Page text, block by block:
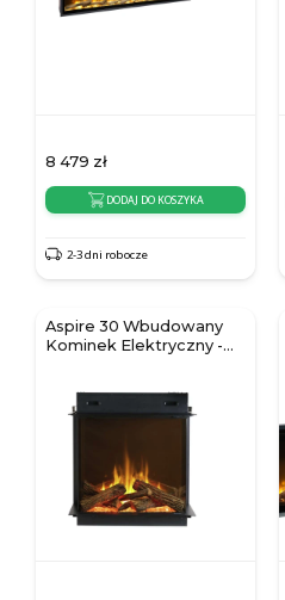
8 479 zł
DODAJ DO KOSZYKA
2-3 dni robocze
Aspire 30 Wbudowany
Kominek Elektryczny -